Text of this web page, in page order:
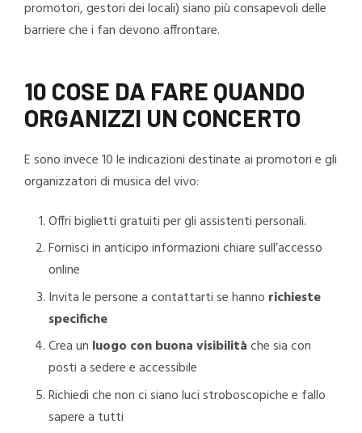
promotori, gestori dei locali) siano più consapevoli delle
barriere che i fan devono affrontare.
10 COSE DA FARE QUANDO
ORGANIZZI UN CONCERTO
E sono invece 10 le indicazioni destinate ai promotori e gli
organizzatori di musica del vivo:
Offri biglietti gratuiti per gli assistenti personali.
Fornisci in anticipo informazioni chiare sull’accesso
online
Invita le persone a contattarti se hanno richieste
specifiche
Crea un luogo con buona visibilitàche sia con
posti a sedere e accessibile
Richiedi che non ci siano luci stroboscopiche e fallo
sapere a tutti